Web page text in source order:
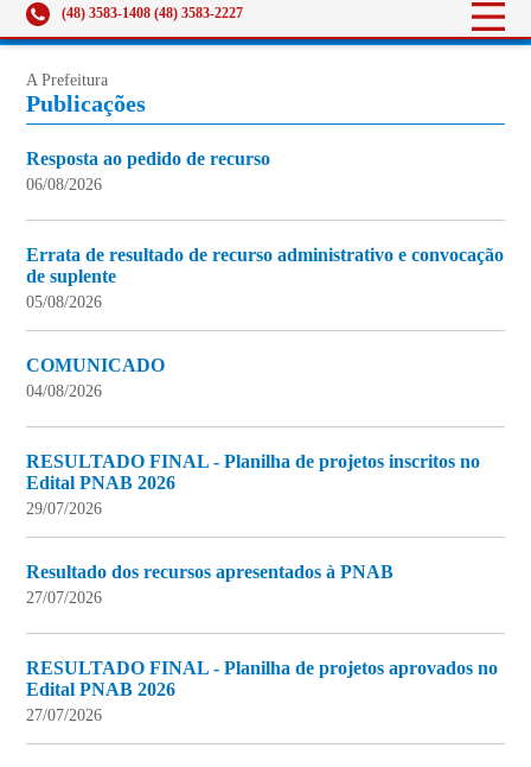
(48) 3583-1408 (48) 3583-2227
A Prefeitura
Publicações
Resposta ao pedido de recurso
06/08/2026
Errata de resultado de recurso administrativo e convocação
de suplente
05/08/2026
COMUNICADO
04/08/2026
RESULTADO FINAL - Planilha de projetos inscritos no
Edital PNAB 2026
29/07/2026
Resultado dos recursos apresentados à PNAB
27/07/2026
RESULTADO FINAL - Planilha de projetos aprovados no
Edital PNAB 2026
27/07/2026